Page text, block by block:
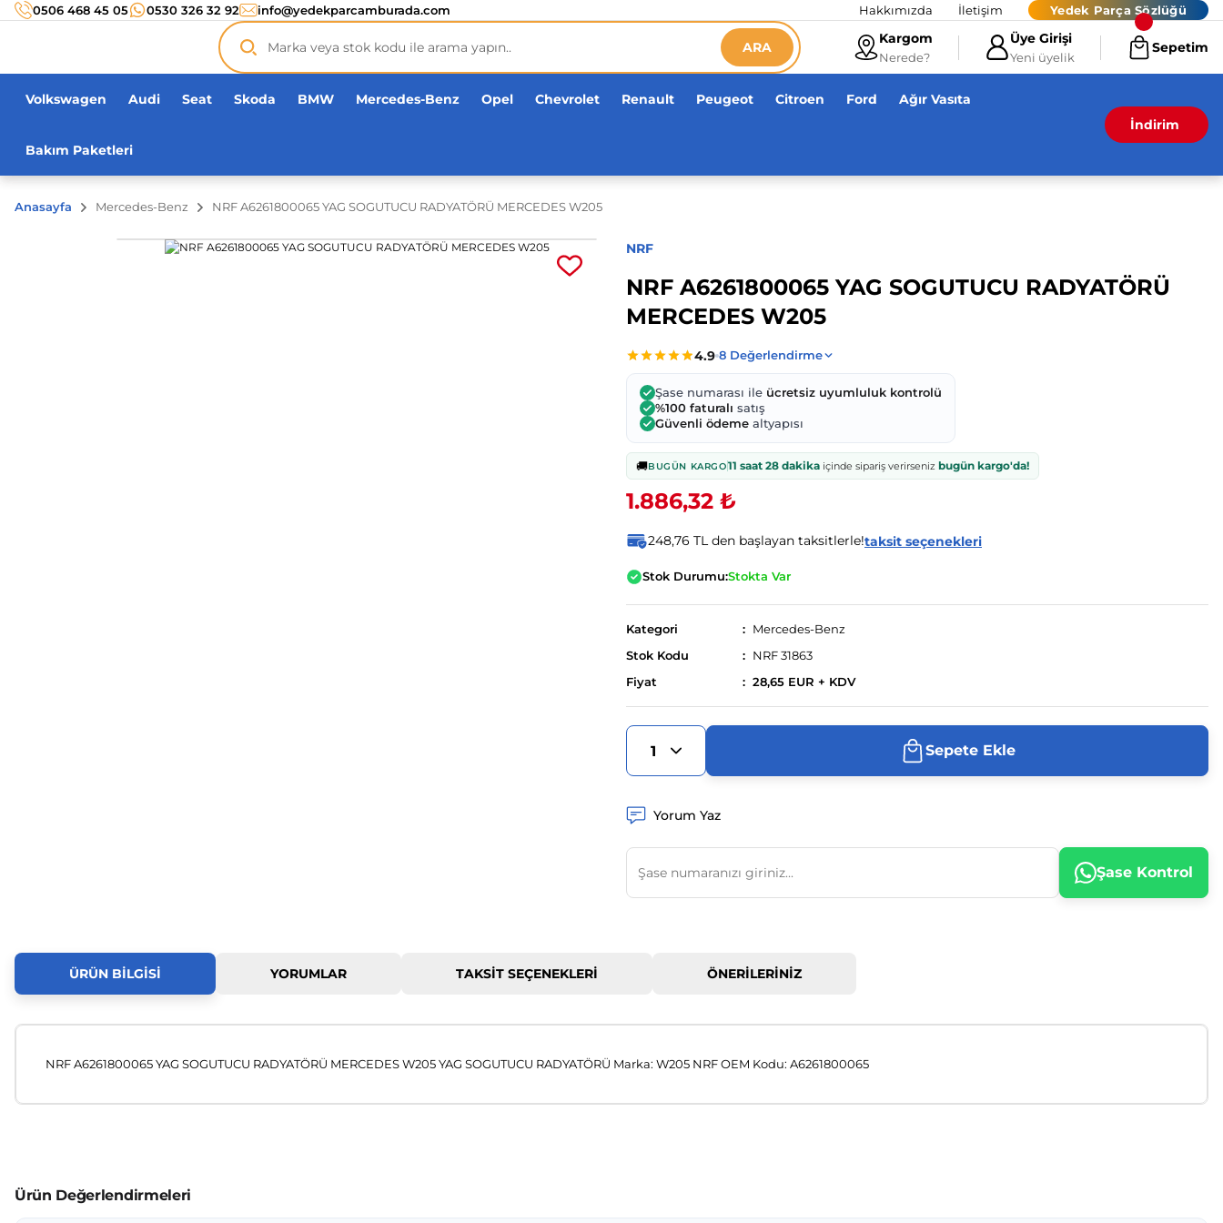
Türkiye’nin her noktasına 3000 TL ve üzerikargo ücretsiz!
Orijinal ürün
Üç yüz yirmi bin ürünadeti!
0506 468 45 05 0530 326 32 92 info@yedekparcamburada.com Hakkımızda İletişim Yedek Parça Sözlüğü
ARA
Kargom
Nerede?
Üye Girişi
Yeni üyelik
Sepetim
Volkswagen Audi Seat Skoda BMW Mercedes-Benz Opel Chevrolet Renault Peugeot Citroen Ford Ağır Vasıta
Bakım Paketleri
İndirim
Anasayfa Mercedes-Benz NRF A6261800065 YAG SOGUTUCU RADYATÖRÜ MERCEDES W205
NRF
NRF A6261800065 YAG SOGUTUCU RADYATÖRÜ
MERCEDES W205
Şase numarası ile ücretsiz uyumluluk kontrolü
%100 faturalı satış
Güvenli ödeme altyapısı
🚚BUGÜN KARGO11 saat 28 dakikaiçinde sipariş verirseniz bugün kargo'da!
1.886,32 ₺
248,76 TL den başlayan taksitlerle!taksit seçenekleri
Stok Durumu:Stokta Var
Kategori
Mercedes-Benz
Stok Kodu
NRF 31863
Fiyat
28,65 EUR + KDV
Sepete Ekle
Yorum Yaz
Şase Kontrol
ÜRÜN BILGISI YORUMLAR TAKSIT SEÇENEKLERI ÖNERILERINIZ
NRF A6261800065 YAG SOGUTUCU RADYATÖRÜ MERCEDES W205 YAG SOGUTUCU RADYATÖRÜ Marka: W205 NRF OEM Kodu: A6261800065